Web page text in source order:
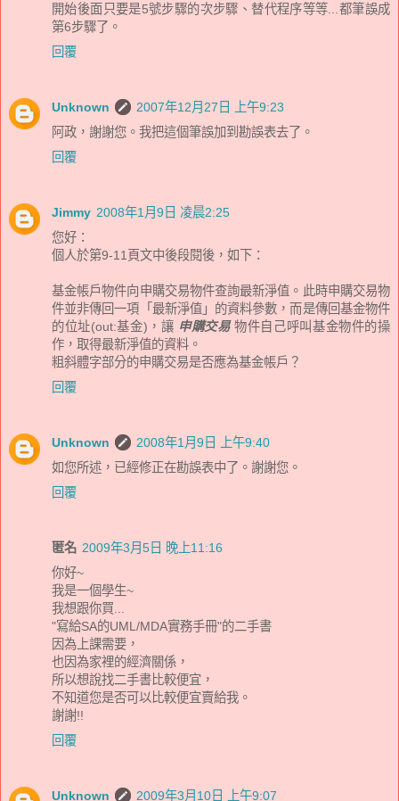
開始後面只要是5號步驟的次步驟、替代程序等等...都筆誤成
第6步驟了。
回覆
Unknown
2007年12月27日 上午9:23
阿政，謝謝您。我把這個筆誤加到勘誤表去了。
回覆
Jimmy 2008年1月9日 凌晨2:25
您好：
個人於第9-11頁文中後段閱後，如下：
基金帳戶物件向申購交易物件查詢最新淨值。此時申購交易物
件並非傳回一項「最新淨值」的資料參數，而是傳回基金物件
的位址(out:基金)，讓 申購交易物件自己呼叫基金物件的操
作，取得最新淨值的資料。
粗斜體字部分的申購交易是否應為基金帳戶？
回覆
Unknown
2008年1月9日 上午9:40
如您所述，已經修正在勘誤表中了。謝謝您。
回覆
匿名 2009年3月5日 晚上11:16
你好~
我是一個學生~
我想跟你買...
"寫給SA的UML/MDA實務手冊"的二手書
因為上課需要，
也因為家裡的經濟關係，
所以想說找二手書比較便宜，
不知道您是否可以比較便宜賣給我。
謝謝!!
回覆
Unknown 2009年3月10日 上午9:07